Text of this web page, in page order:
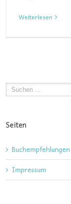
Weiterlesen
Seiten
Buchempfehlungen
Impressum